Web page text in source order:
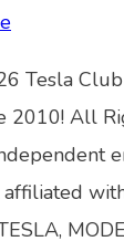
Tesla
2010! All